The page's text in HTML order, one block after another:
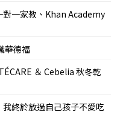
對一家教、Khan Academy
華德福
＆ Cebelia 秋冬乾
終於放過自己孩子不愛吃